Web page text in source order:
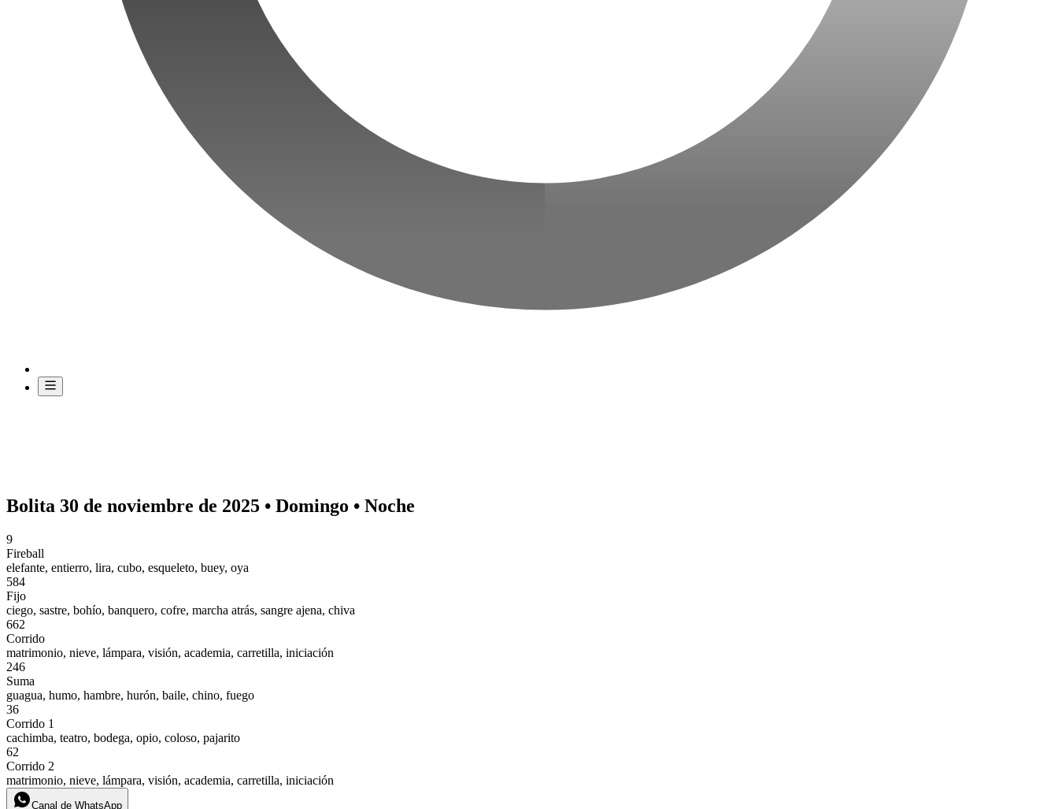
Bolita 30 de noviembre de 2025 • Domingo • Noche
9
Fireball
elefante, entierro, lira, cubo, esqueleto, buey, oya
584
Fijo
ciego, sastre, bohío, banquero, cofre, marcha atrás, sangre ajena, chiva
662
Corrido
matrimonio, nieve, lámpara, visión, academia, carretilla, iniciación
246
Suma
guagua, humo, hambre, hurón, baile, chino, fuego
36
Corrido 1
cachimba, teatro, bodega, opio, coloso, pajarito
62
Corrido 2
matrimonio, nieve, lámpara, visión, academia, carretilla, iniciación
Canal de WhatsApp